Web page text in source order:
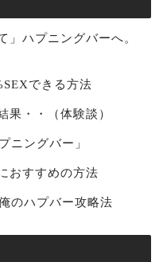
」ハプニングバーへ。
できる方法
果・・（体験談）
ニングバー」
おすすめの方法
のハプバー攻略法